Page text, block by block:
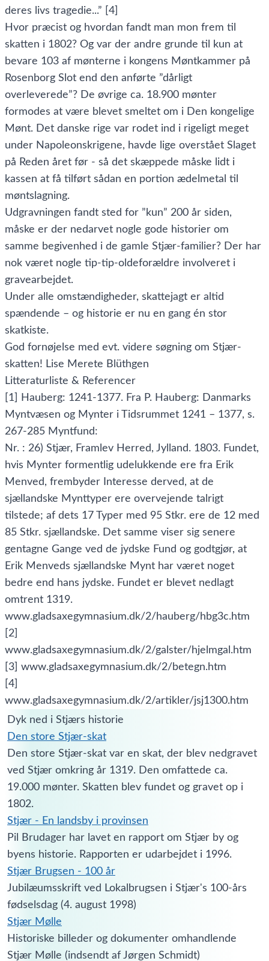
deres livs tragedie...” [4]
Hvor præcist og hvordan fandt man mon frem til
skatten i 1802? Og var der andre grunde til kun at
bevare 103 af mønterne i kongens Møntkammer på
Rosenborg Slot end den anførte ”dårligt
overleverede”? De øvrige ca. 18.900 mønter
formodes at være blevet smeltet om i Den kongelige
Mønt. Det danske rige var rodet ind i rigeligt meget
under Napoleonskrigene, havde lige overstået Slaget
på Reden året før - så det skæppede måske lidt i
kassen at få tilført sådan en portion ædelmetal til
møntslagning.
Udgravningen fandt sted for ”kun” 200 år siden,
måske er der nedarvet nogle gode historier om
samme begivenhed i de gamle Stjær-familier? Der har
nok været nogle tip-tip-oldeforældre involveret i
gravearbejdet.
Under alle omstændigheder, skattejagt er altid
spændende – og historie er nu en gang én stor
skatkiste.
God fornøjelse med evt. videre søgning om Stjær-
skatten! Lise Merete Blüthgen
Litteraturliste & Referencer
[1] Hauberg: 1241-1377. Fra P. Hauberg: Danmarks
Myntvæsen og Mynter i Tidsrummet 1241 – 1377, s.
267-285 Myntfund:
Nr. : 26) Stjær, Framlev Herred, Jylland. 1803. Fundet,
hvis Mynter formentlig udelukkende ere fra Erik
Menved, frembyder Interesse derved, at de
sjællandske Mynttyper ere overvejende talrigt
tilstede; af dets 17 Typer med 95 Stkr. ere de 12 med
85 Stkr. sjællandske. Det samme viser sig senere
gentagne Gange ved de jydske Fund og godtgjør, at
Erik Menveds sjællandske Mynt har været noget
bedre end hans jydske. Fundet er blevet nedlagt
omtrent 1319.
www.gladsaxegymnasium.dk/2/hauberg/hbg3c.htm
[2]
www.gladsaxegymnasium.dk/2/galster/hjelmgal.htm
[3] www.gladsaxegymnasium.dk/2/betegn.htm
[4]
www.gladsaxegymnasium.dk/2/artikler/jsj1300.htm
Dyk ned i Stjærs historie
Den store Stjær-skat
Den store Stjær-skat var en skat, der blev nedgravet
ved Stjær omkring år 1319. Den omfattede ca.
19.000 mønter. Skatten blev fundet og gravet op i
1802.
Stjær - En landsby i provinsen
Pil Brudager har lavet en rapport om Stjær by og
byens historie. Rapporten er udarbejdet i 1996.
Stjær Brugsen - 100 år
Jubilæumsskrift ved Lokalbrugsen i Stjær's 100-års
fødselsdag (4. august 1998)
Stjær Mølle
Historiske billeder og dokumenter omhandlende
Stjær Mølle (indsendt af Jørgen Schmidt)